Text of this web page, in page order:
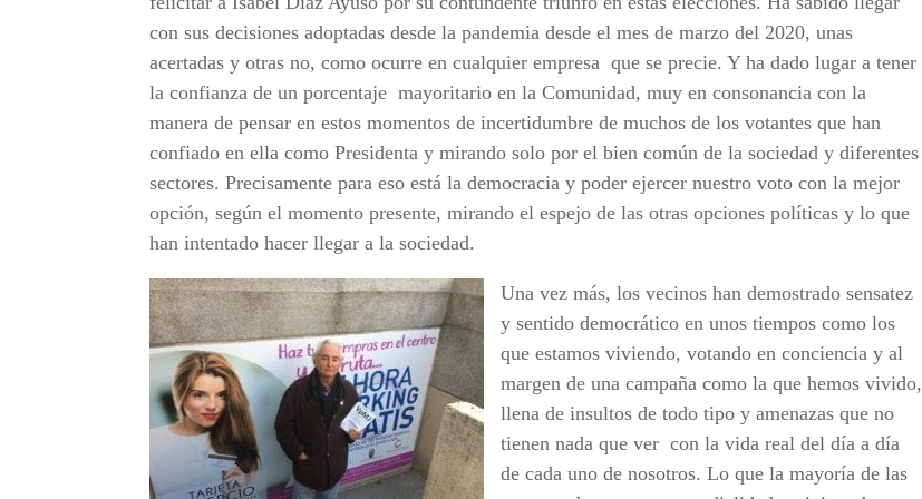
con sus decisiones adoptadas desde la pandemia desde el mes de marzo del 2020, unas
acertadas y otras no, como ocurre en cualquier empresa que se precie. Y ha dado lugar a tener
la confianza de un porcentaje mayoritario en la Comunidad, muy en consonancia con la
manera de pensar en estos momentos de incertidumbre de muchos de los votantes que han
confiado en ella como Presidenta y mirando solo por el bien común de la sociedad y diferentes
sectores. Precisamente para eso está la democracia y poder ejercer nuestro voto con la mejor
opción, según el momento presente, mirando el espejo de las otras opciones políticas y lo que
han intentado hacer llegar a la sociedad.
Una vez más, los vecinos han demostrado sensatez
y sentido democrático en unos tiempos como los
que estamos viviendo, votando en conciencia y al
margen de una campaña como la que hemos vivido,
llena de insultos de todo tipo y amenazas que no
tienen nada que ver con la vida real del día a día
de cada uno de nosotros. Lo que la mayoría de las